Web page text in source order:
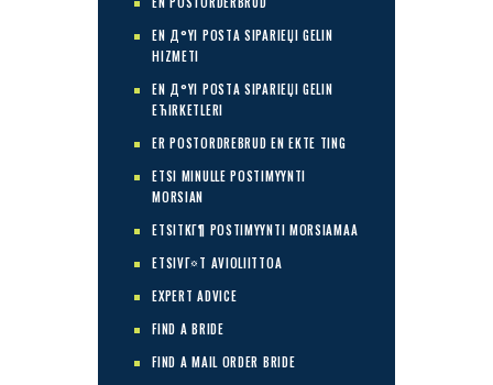
EN Д°YI POSTA SIPARIЕЏI GELIN
HIZMETI
EN Д°YI POSTA SIPARIЕЏI GELIN
ЕЋIRKETLERI
ER POSTORDREBRUD EN EKTE TING
ETSI MINULLE POSTIMYYNTI
MORSIAN
ETSITKГ¶ POSTIMYYNTI MORSIAMAA
ETSIVГ¤T AVIOLIITTOA
EXPERT ADVICE
FIND A BRIDE
FIND A MAIL ORDER BRIDE